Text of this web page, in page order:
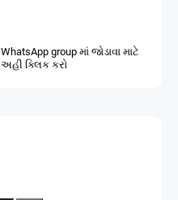
WhatsApp group માં જોડાવા માટે
અહી ક્લિક કરો